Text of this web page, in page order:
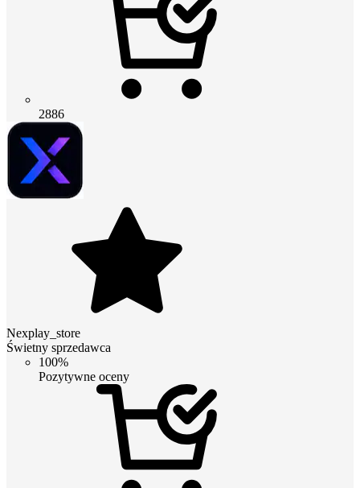
2886
Nexplay_store
Świetny sprzedawca
100%
Pozytywne oceny